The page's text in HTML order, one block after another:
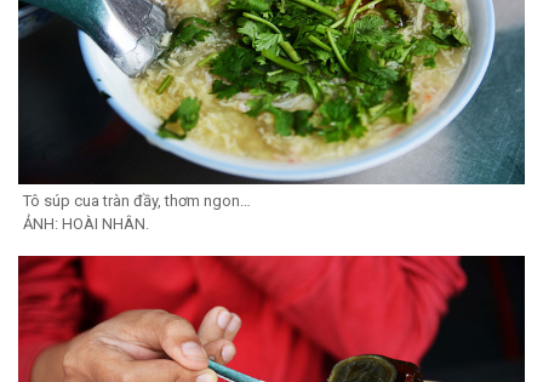
Tô súp cua tràn đầy, thơm ngon…
ẢNH: HOÀI NHÂN.